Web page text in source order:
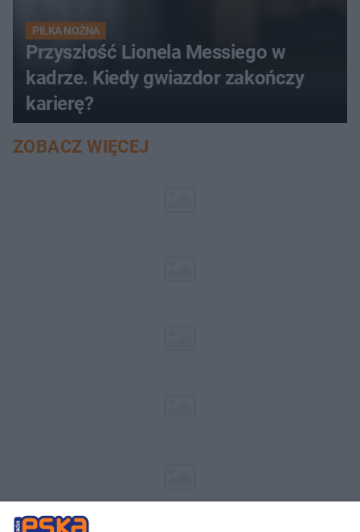
PIŁKA NOŻNA
Przyszłość Lionela Messiego w
kadrze. Kiedy gwiazdor zakończy
karierę?
ZOBACZ WIĘCEJ